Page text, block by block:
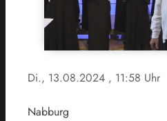
Di., 13.08.2024 , 11:58 Uhr
Nabburg